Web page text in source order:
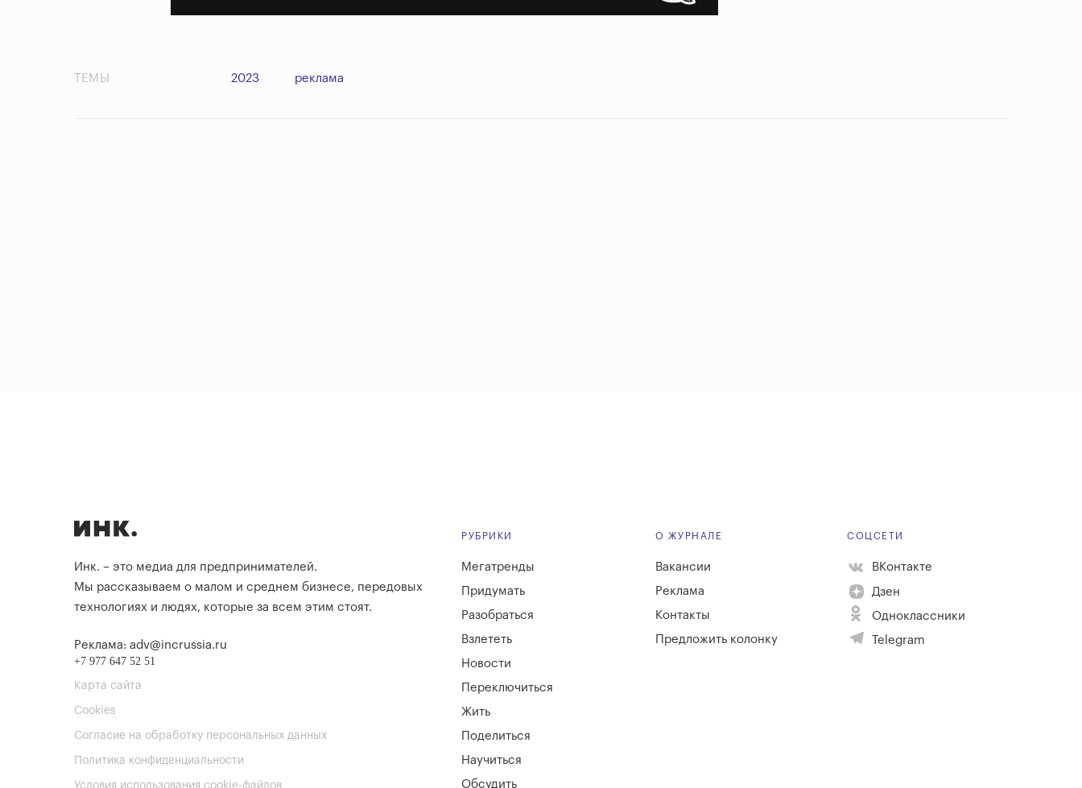
ТЕМЫ 2023 реклама
Инк. – это медиа для предпринимателей.
Мы рассказываем о малом и среднем бизнесе, передовых
технологиях и людях, которые за всем этим стоят.
Реклама: adv@incrussia.ru
+7 977 647 52 51
Карта сайта
Cookies
Согласие на обработку персональных данных
Политика конфиденциальности
РУБРИКИ
Мегатренды
Придумать
Разобраться
Взлететь
Новости
Переключиться
Жить
Поделиться
Научиться
Обсудить
О ЖУРНАЛЕ
Вакансии
Реклама
Контакты
Предложить колонку
СОЦСЕТИ
ВКонтакте
Дзен
Одноклассники
Telegram